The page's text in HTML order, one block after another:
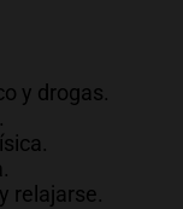
y drogas.
relajarse.